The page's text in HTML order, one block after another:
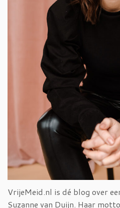
VrijeMeid.nl is dé blog over
Suzanne van Duijn. Haar